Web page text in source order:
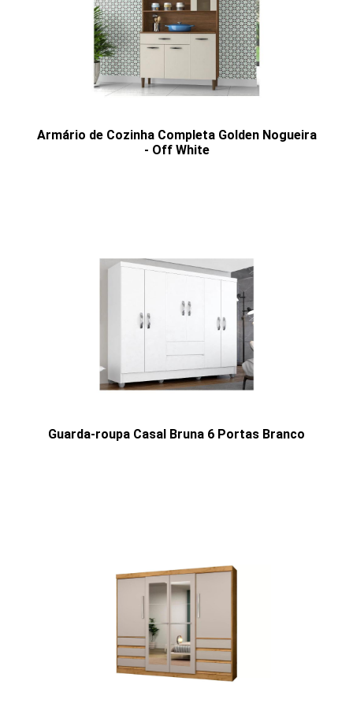
Armário de Cozinha Completa Golden Nogueira
- Off White
Guarda-roupa Casal Bruna 6 Portas Branco